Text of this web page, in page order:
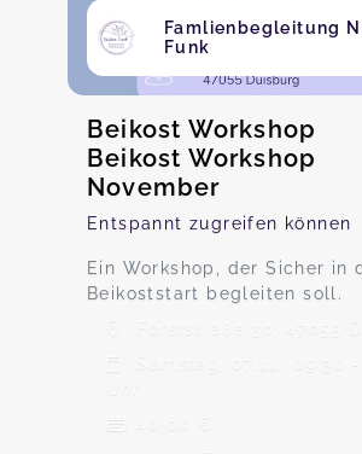
Famlienbegleitung
Funk
Beikost Workshop
Beikost Workshop
November
Entspannt zugreifen können
Ein Workshop, der Sicher in
Beikoststart begleiten soll.
Forststraße 30, 47055
Samstag, 07.11., 09:30 -
40,00 €